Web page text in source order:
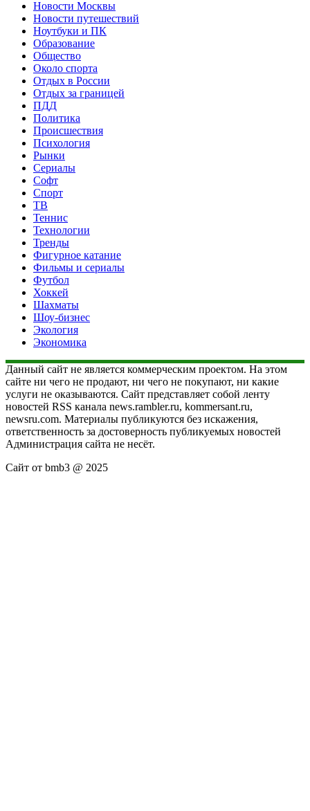
Новости Москвы
Новости путешествий
Ноутбуки и ПК
Образование
Общество
Около спорта
Отдых в России
Отдых за границей
ПДД
Политика
Происшествия
Психология
Рынки
Сериалы
Софт
Спорт
ТВ
Теннис
Технологии
Тренды
Фигурное катание
Фильмы и сериалы
Футбол
Хоккей
Шахматы
Шоу-бизнес
Экология
Экономика
Данный сайт не является коммерческим проектом. На этом
сайте ни чего не продают, ни чего не покупают, ни какие
услуги не оказываются. Сайт представляет собой ленту
новостей RSS канала news.rambler.ru, kommersant.ru,
newsru.com. Материалы публикуются без искажения,
ответственность за достоверность публикуемых новостей
Администрация сайта не несёт.
Сайт от bmb3 @ 2025